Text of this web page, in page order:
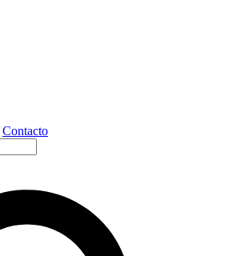
Contacto